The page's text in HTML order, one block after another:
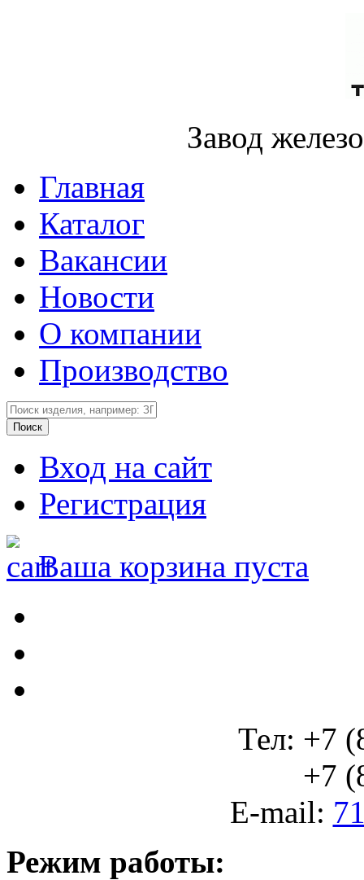
Завод
Главная
Каталог
Вакансии
Новости
О компании
Производство
Вход на сайт
Регистрация
Ваша корзина пуста
Тел: +7
+7
E-mail:
Режим работы: